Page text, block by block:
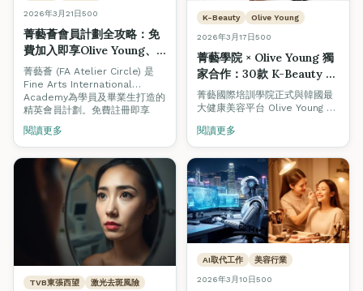
2026年3月21日500
菁藝薈會員計劃全攻略：免
費加入即享Olive Young、
周生生獨家優惠｜香港美容
學院2026
菁藝薈 (FA Atelier Circle) 是
Fine Arts International
Academy為學員及畢業生打造的
精英會員計劃。免費註冊即享
Olive Young韓國美妝折扣、周生
生珠寶回贈、Pilates課程優惠等
專屬福利。了解三重會員禮遇及
如何加入。
閱讀更多
K-Beauty Olive Young
2026年3月17日500
菁藝學院 × Olive Young 獨
家合作：30款 K-Beauty 精
選產品助你課堂內外提升美
容技術
菁藝國際培訓學院正式與韓國最
大健康美容平台 Olive Young 合
產品，涵蓋美睫、美甲及美妝三
大課程。使用推廣碼
2024FA1020 即享 5% 折扣，助
你在課堂內外持續練習與提升技
術。
閱讀更多
TVB東張西望 激光去斑風險
AI取代工作 美容行業
2026年3月10日500